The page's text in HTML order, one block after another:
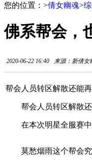
您的位置： >倩女幽魂>
佛系帮会，
2020-06-22 16:40 来源：新倩女
帮会人员转区解散还能
帮会人员转区解散还
在本次明星全服赛中
莫愁烟雨这个帮会究